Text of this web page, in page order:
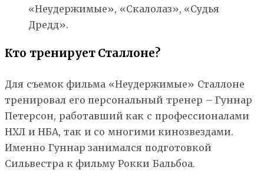
«Неудержимые», «Скалолаз», «Судья
Дредд».
Кто тренирует Сталлоне?
Для съемок фильма «Неудержимые» Сталлоне
тренировал его персональный тренер – Гуннар
Петерсон, работавший как с профессионалами
НХЛ и НБА, так и со многими кинозвездами.
Именно Гуннар занимался подготовкой
Сильвестра к фильму Рокки Бальбоа.